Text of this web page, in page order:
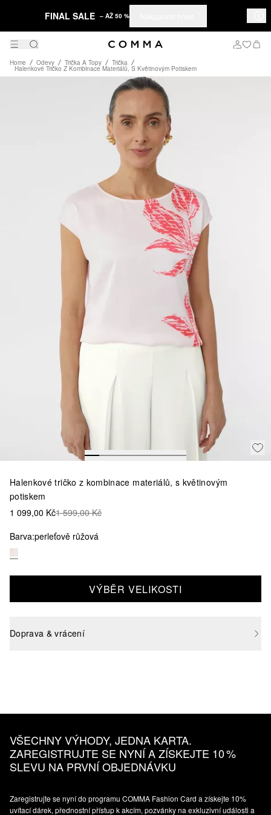
FINAL SALE – AŽ 50 %
Home Odevy Trička A Topy Trička
Halenkové Tričko Z Kombinace Materiálů, S Květinovým Potiskem
Halenkové tričko z kombinace materiálů, s květinovým
potiskem
1 099,00 Kč1 599,00 Kč
Barva:perleťově růžová
VÝBĚR VELIKOSTI
Doprava & vrácení
VŠECHNY VÝHODY, JEDNA KARTA.
ZAREGISTRUJTE SE NYNÍ A ZÍSKEJTE 10 %
SLEVU NA PRVNÍ OBJEDNÁVKU
Zaregistrujte se nyní do programu COMMA Fashion Card a získejte 10%
uvítací dárek, přednostní přístup k akcím, pozvánky na exkluzivní události a